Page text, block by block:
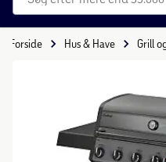
Forside Hus & Have Grill